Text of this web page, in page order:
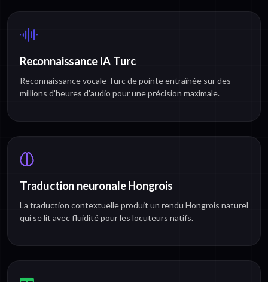
Reconnaissance IA Turc
Reconnaissance vocale Turc de pointe entraînée sur des
millions d'heures d'audio pour une précision maximale.
Traduction neuronale Hongrois
La traduction contextuelle produit un rendu Hongrois naturel
qui se lit avec fluidité pour les locuteurs natifs.